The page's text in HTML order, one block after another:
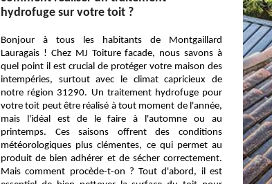
hydrofuge sur votre toit ?
Bonjour à tous les habitants de Montgaillard
Lauragais ! Chez MJ Toiture facade, nous savons à
quel point il est crucial de protéger votre maison des
intempéries, surtout avec le climat capricieux de
notre région 31290. Un traitement hydrofuge pour
votre toit peut être réalisé à tout moment de l'année,
mais l'idéal est de le faire à l'automne ou au
printemps. Ces saisons offrent des conditions
météorologiques plus clémentes, ce qui permet au
produit de bien adhérer et de sécher correctement.
Mais comment procède-t-on ? Tout d'abord, il est